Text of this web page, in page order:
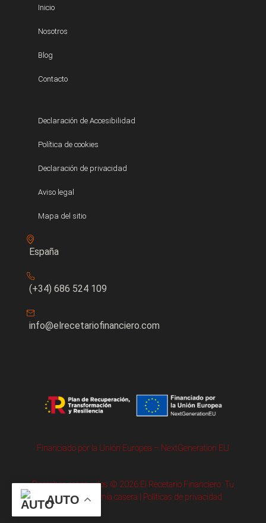
Inicio
Nosotros
Blog
Contacto
Declaración de Accesibilidad
Política de cookies
Declaración de privacidad
Aviso legal
Mapa del sitio
España
(+34) 686 524 109
info@elrecetariofinanciero.com
Financiado por la Unión Europea – NextGeneration EU
Derechos reservados © 2026 El Recetario Financiero: Tu
portal de economía casera | Políticas de privacidad
AUTO